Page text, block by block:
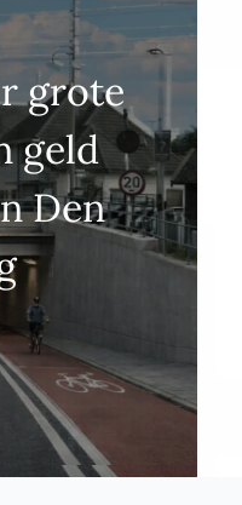
grote
geld
Den